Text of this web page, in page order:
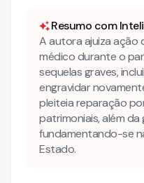
DA LEGITIMIDADE
DO CABIMENTO
DA FUNDAMENTAÇÃO
DO DISPOSITIVO
DA
Resumo com
A autora ajuiza ação
médico durante o
sequelas graves,
engravidar
pleiteia reparação
patrimoniais, além
fundamentando-se
Estado.